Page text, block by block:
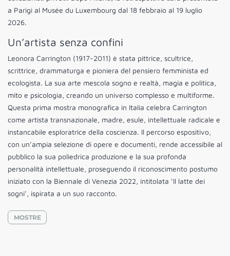
a Parigi al Musée du Luxembourg dal 18 febbraio al 19 luglio
2026.
Un’artista senza confini
Leonora Carrington (1917-2011) è stata pittrice, scultrice,
scrittrice, drammaturga e pioniera del pensiero femminista ed
ecologista. La sua arte mescola sogno e realtà, magia e politica,
mito e psicologia, creando un universo complesso e multiforme.
Questa prima mostra monografica in Italia celebra Carrington
come artista transnazionale, madre, esule, intellettuale radicale e
instancabile esploratrice della coscienza. Il percorso espositivo,
con un’ampia selezione di opere e documenti, rende accessibile al
pubblico la sua poliedrica produzione e la sua profonda
personalità intellettuale, proseguendo il riconoscimento postumo
iniziato con la Biennale di Venezia 2022, intitolata ‘Il latte dei
sogni’, ispirata a un suo racconto.
MOSTRE